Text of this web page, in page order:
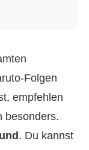
Folgen
empfehlen
besonders.
. Du kannst